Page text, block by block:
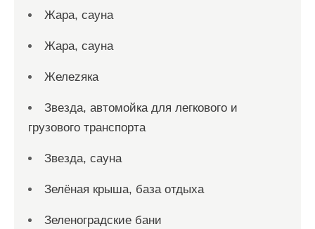
Жара, сауна
Жара, сауна
Желеzяка
Звезда, автомойка для легкового и
грузового транспорта
Звезда, сауна
Зелёная крыша, база отдыха
Зеленоградские бани